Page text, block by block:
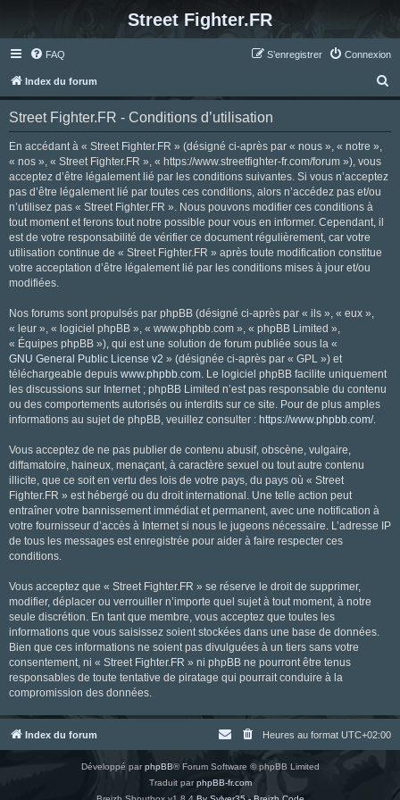
Street Fighter.FR
FAQ Connexion
S’enregistrer
Index du forum
e
Street Fighter.FR - Conditions d’utilisation
En accédant à « Street Fighter.FR » (désigné ci-après par « nous », « notre »,
« nos », « Street Fighter.FR », « https://www.streetfighter-fr.com/forum »), vous
acceptez d’être légalement lié par les conditions suivantes. Si vous n’acceptez
pas d’être légalement lié par toutes ces conditions, alors n’accédez pas et/ou
n’utilisez pas « Street Fighter.FR ». Nous pouvons modifier ces conditions à
tout moment et ferons tout notre possible pour vous en informer. Cependant, il
est de votre responsabilité de vérifier ce document régulièrement, car votre
utilisation continue de « Street Fighter.FR » après toute modification constitue
votre acceptation d’être légalement lié par les conditions mises à jour et/ou
modifiées.
Nos forums sont propulsés par phpBB (désigné ci-après par « ils », « eux »,
« leur », « logiciel phpBB », « www.phpbb.com », « phpBB Limited »,
« Équipes phpBB »), qui est une solution de forum publiée sous la «
GNU General Public License v2 » (désignée ci-après par « GPL ») et
téléchargeable depuis www.phpbb.com. Le logiciel phpBB facilite uniquement
les discussions sur Internet ; phpBB Limited n’est pas responsable du contenu
ou des comportements autorisés ou interdits sur ce site. Pour de plus amples
informations au sujet de phpBB, veuillez consulter : https://www.phpbb.com/.
Vous acceptez de ne pas publier de contenu abusif, obscène, vulgaire,
diffamatoire, haineux, menaçant, à caractère sexuel ou tout autre contenu
illicite, que ce soit en vertu des lois de votre pays, du pays où « Street
Fighter.FR » est hébergé ou du droit international. Une telle action peut
entraîner votre bannissement immédiat et permanent, avec une notification à
votre fournisseur d’accès à Internet si nous le jugeons nécessaire. L’adresse IP
de tous les messages est enregistrée pour aider à faire respecter ces
conditions.
Vous acceptez que « Street Fighter.FR » se réserve le droit de supprimer,
modifier, déplacer ou verrouiller n’importe quel sujet à tout moment, à notre
seule discrétion. En tant que membre, vous acceptez que toutes les
informations que vous saisissez soient stockées dans une base de données.
Bien que ces informations ne soient pas divulguées à un tiers sans votre
consentement, ni « Street Fighter.FR » ni phpBB ne pourront être tenus
responsables de toute tentative de piratage qui pourrait conduire à la
compromission des données.
Index du forum Heures au format UTC+02:00
Développé parphpBB® Forum Software © phpBB Limited
Traduit parphpBB-fr.com